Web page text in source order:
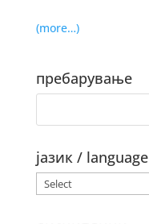
(more…)
пребарување
јазик / language